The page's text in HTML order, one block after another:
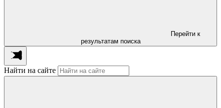
Перейти к
результатам поиска
Найти на сайте